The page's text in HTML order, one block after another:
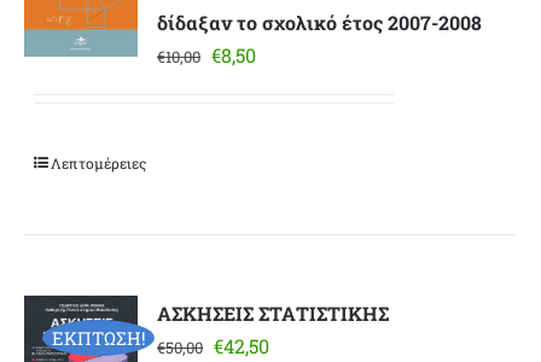
δίδαξαν το σχολικό έτος 2007-2008
€10,00 Original
€8,50Η
Λεπτομέρειες
ΕΚΠΤΩΣΗ!
ΑΣΚΗΣΕΙΣ ΣΤΑΤΙΣΤΙΚΗΣ
€50,00 Original
€42,50Η